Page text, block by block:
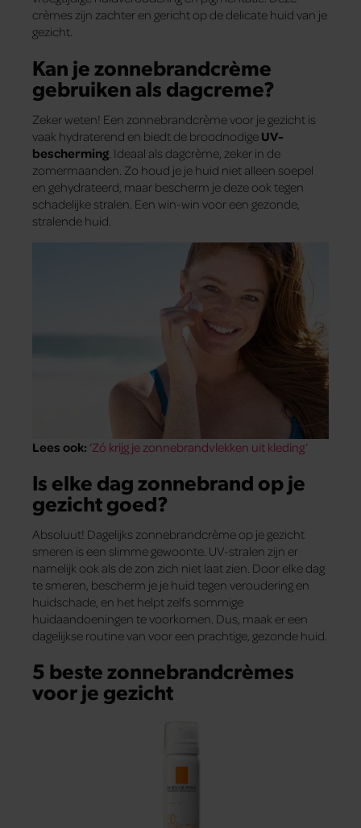
crèmes zijn zachter en gericht op de delicate huid van je
gezicht.
Kan je zonnebrandcrème
gebruiken als dagcreme?
Zeker weten! Een zonnebrandcrème voor je gezicht is
vaak hydraterend en biedt de broodnodige UV-
bescherming . Ideaal als dagcrème, zeker in de
zomermaanden. Zo houd je je huid niet alleen soepel
en gehydrateerd, maar bescherm je deze ook tegen
schadelijke stralen. Een win-win voor een gezonde,
stralende huid.
Lees ook: ‘Zó krijg je zonnebrandvlekken uit kleding’
Is elke dag zonnebrand op je
gezicht goed?
Absoluut! Dagelijks zonnebrandcrème op je gezicht
smeren is een slimme gewoonte. UV-stralen zijn er
namelijk ook als de zon zich niet laat zien. Door elke dag
te smeren, bescherm je je huid tegen veroudering en
huidschade, en het helpt zelfs sommige
huidaandoeningen te voorkomen. Dus, maak er een
dagelijkse routine van voor een prachtige, gezonde huid.
5 beste zonnebrandcrèmes
voor je gezicht